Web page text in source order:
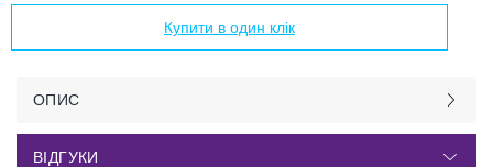
Купити в один клік
ОПИС
ВІДГУКИ